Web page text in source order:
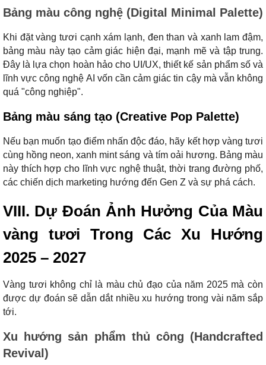
Bảng màu công nghệ (Digital Minimal Palette)
Khi đặt vàng tươi cạnh xám lạnh, đen than và xanh lam đậm,
bảng màu này tạo cảm giác hiện đại, mạnh mẽ và tập trung.
Đây là lựa chọn hoàn hảo cho UI/UX, thiết kế sản phẩm số và
lĩnh vực công nghệ AI vốn cần cảm giác tin cậy mà vẫn không
quá "công nghiệp".
Bảng màu sáng tạo (Creative Pop Palette)
Nếu bạn muốn tạo điểm nhấn độc đáo, hãy kết hợp vàng tươi
cùng hồng neon, xanh mint sáng và tím oải hương. Bảng màu
này thích hợp cho lĩnh vực nghệ thuật, thời trang đường phố,
các chiến dịch marketing hướng đến Gen Z và sự phá cách.
VIII. Dự Đoán Ảnh Hưởng Của Màu
vàng tươi Trong Các Xu Hướng
2025 – 2027
Vàng tươi không chỉ là màu chủ đạo của năm 2025 mà còn
được dự đoán sẽ dẫn dắt nhiều xu hướng trong vài năm sắp
tới.
Xu hướng sản phẩm thủ công (Handcrafted
Revival)